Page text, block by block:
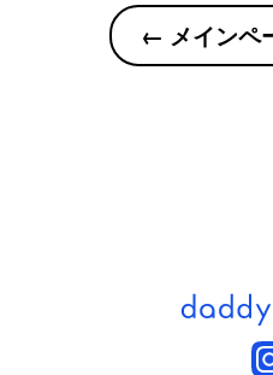
← メインペ